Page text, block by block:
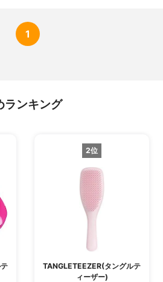
1
ランキング
2位
TANGLETEEZER(タングルテ
ィーザー)